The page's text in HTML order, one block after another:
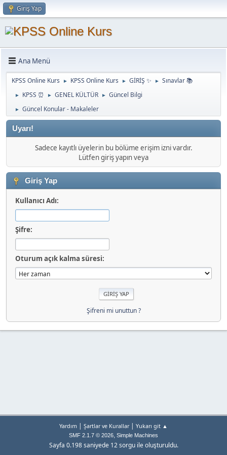
Giriş Yap
Ana Menü
KPSS Online Kurs ► KPSS Online Kurs ► GİRİŞ ✨ ► Sınavlar 📚
► KPSS ⏰ ► GENEL KÜLTÜR ► Güncel Bilgi
► Güncel Konular - Makaleler
Uyarı!
Sadece kayıtlı üyelerin bu bölüme erişim izni vardır.
Lütfen giriş yapın veya
Giriş Yap
Kullanıcı Adı:
Şifre:
Oturum açık kalma süresi:
Şifreni mi unuttun ?
Yardım | Şartlar ve Kurallar| Yukarı git ▲
SMF 2.1.7 © 2026, Simple Machines
Sayfa 0.198 saniyede 12 sorgu ile oluşturuldu.